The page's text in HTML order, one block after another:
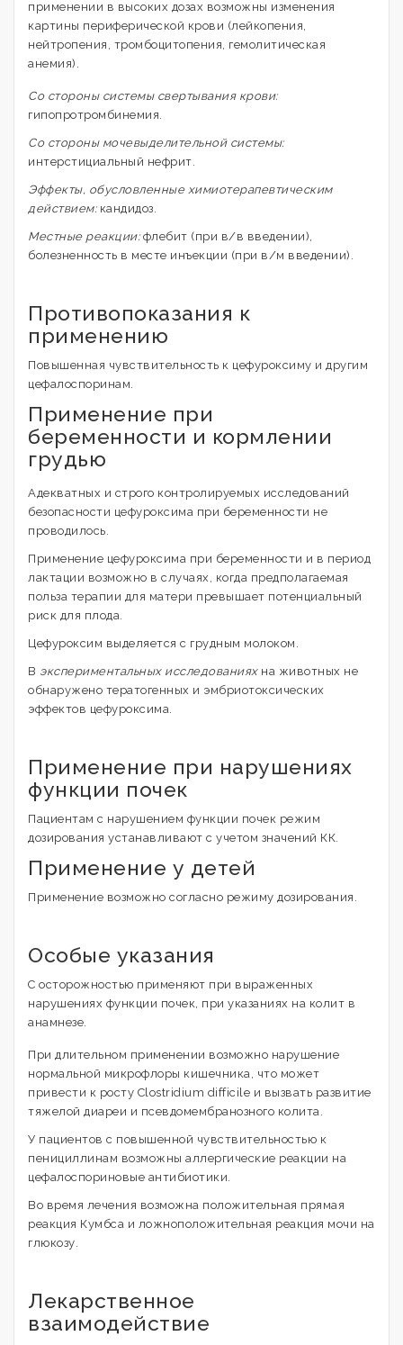
применении в высоких дозах возможны изменения
картины периферической крови (лейкопения,
нейтропения, тромбоцитопения, гемолитическая
анемия).
Со стороны системы свертывания крови:
гипопротромбинемия.
Cо стороны мочевыделительной системы:
интерстициальный нефрит.
Эффекты, обусловленные химиотерапевтическим
действием:кандидоз.
Местные реакции:флебит (при в/в введении),
болезненность в месте инъекции (при в/м введении).
Противопоказания к
применению
Повышенная чувствительность к цефуроксиму и другим
цефалоспоринам.
Применение при
беременности и кормлении
грудью
Адекватных и строго контролируемых исследований
безопасности цефуроксима при беременности не
проводилось.
Применение цефуроксима при беременности и в период
лактации возможно в случаях, когда предполагаемая
польза терапии для матери превышает потенциальный
риск для плода.
Цефуроксим выделяется с грудным молоком.
В экспериментальных исследованияхна животных не
обнаружено тератогенных и эмбриотоксических
эффектов цефуроксима.
Применение при нарушениях
функции почек
Пациентам с нарушением функции почек режим
дозирования устанавливают с учетом значений КК.
Применение у детей
Применение возможно согласно режиму дозирования.
Особые указания
С осторожностью применяют при выраженных
нарушениях функции почек, при указаниях на колит в
анамнезе.
При длительном применении возможно нарушение
нормальной микрофлоры кишечника, что может
привести к росту Clostridium difficile и вызвать развитие
тяжелой диареи и псевдомембранозного колита.
У пациентов с повышенной чувствительностью к
пенициллинам возможны аллергические реакции на
цефалоспориновые антибиотики.
Во время лечения возможна положительная прямая
реакция Кумбса и ложноположительная реакция мочи на
глюкозу.
Лекарственное
взаимодействие